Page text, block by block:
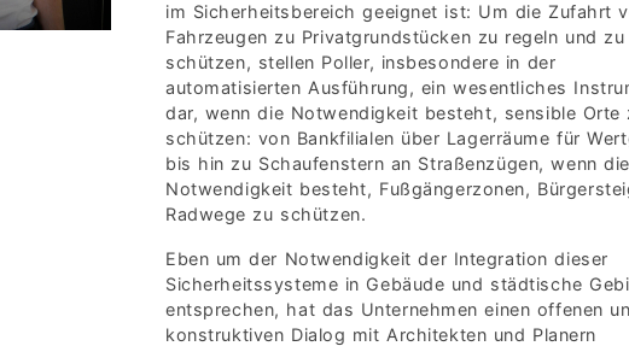
im Sicherheitsbereich geeignet ist: Um die Zufahrt
Fahrzeugen zu Privatgrundstücken zu regeln und zu
schützen, stellen Poller, insbesondere in der
automatisierten Ausführung, ein wesentliches
dar, wenn die Notwendigkeit besteht, sensible Orte
schützen: von Bankfilialen über Lagerräume für
bis hin zu Schaufenstern an Straßenzügen, wenn die
Notwendigkeit besteht, Fußgängerzonen,
Radwege zu schützen.
Eben um der Notwendigkeit der Integration dieser
Sicherheitssysteme in Gebäude und städtische
entsprechen, hat das Unternehmen einen offenen
konstruktiven Dialog mit Architekten und Planern